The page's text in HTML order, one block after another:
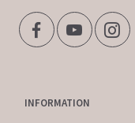
INFORMATION